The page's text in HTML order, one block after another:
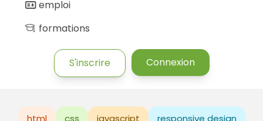
emploi
formations
S'inscrire Connexion
html css javascript responsive design